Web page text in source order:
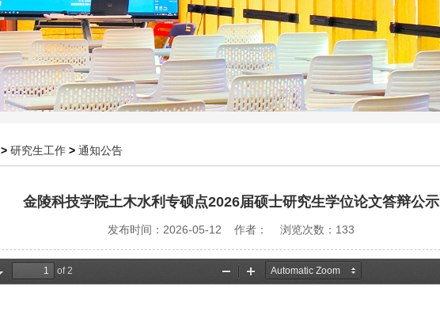
> 研究生工作 > 通知公告
金陵科技学院土木水利专硕点2026届硕士研究生学位论文答辩公示
发布时间：2026-05-12 作者： 浏览次数： 133